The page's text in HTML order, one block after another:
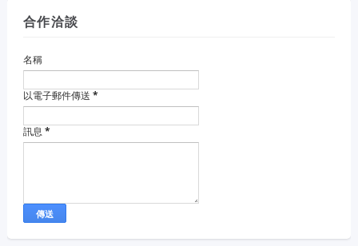
合作洽談
名稱
以電子郵件傳送 *
訊息 *